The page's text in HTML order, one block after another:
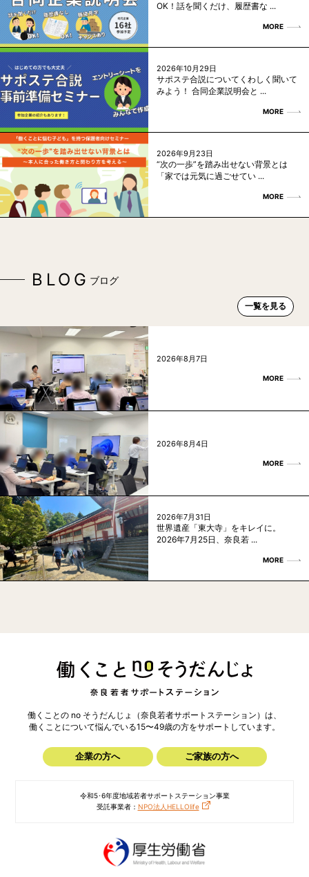
OK！話を聞くだけ、履歴書な ...
MORE
2026年10月29日
サポステ合説についてくわしく聞いて
みよう！ 合同企業説明会と ...
MORE
2026年9月23日
“次の一歩”を踏み出せない背景とは
「家では元気に過ごせてい ...
MORE
BLOG ブログ
一覧を見る
2026年8月7日
MORE
2026年8月4日
MORE
2026年7月31日
世界遺産「東大寺」をキレイに。
2026年7月25日、奈良若 ...
MORE
働くことの no そうだんじょ（奈良若者サポートステーション）は、
働くことについて悩んでいる15〜49歳の方をサポートしています。
企業の方へ ご家族の方へ
令和5･6年度地域若者サポートステーション事業
受託事業者： NPO法人HELLOlife